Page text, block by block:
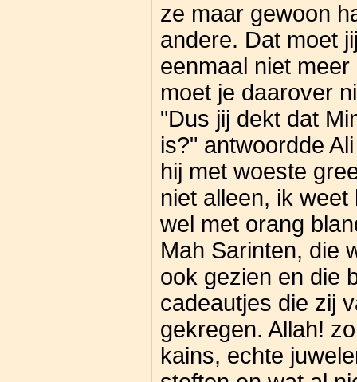
ze maar gewoon
andere. Dat moet
eenmaal niet
moet je daarover
"Dus jij dekt dat
is?" antwoordde
hij met woeste
niet alleen, ik
wel met orang
Mah Sarinten, die
ook gezien en die
cadeautjes die zij
gekregen. Allah!
kains, echte